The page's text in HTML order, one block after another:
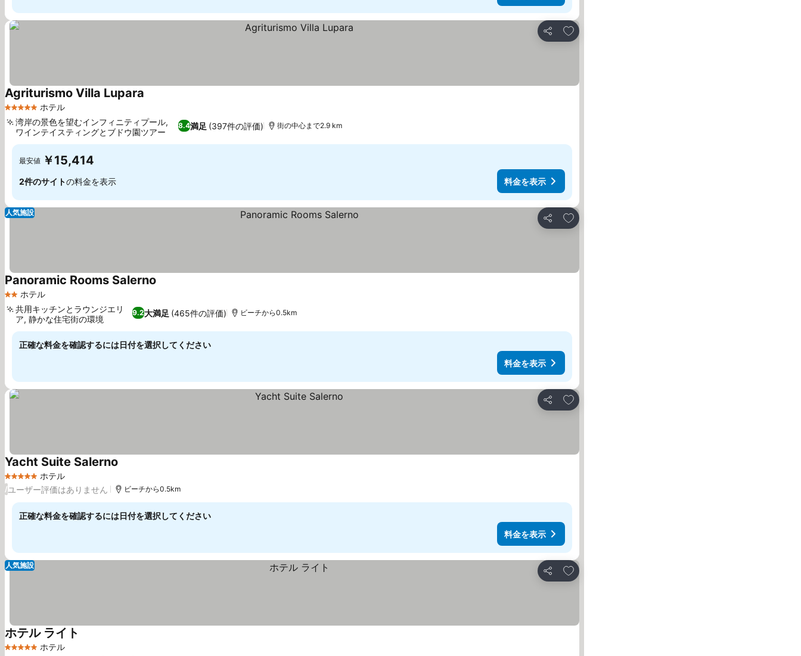
シェア
お気に入りに追加
5 ホテルのランク
ホテル
Agriturismo Villa Lupara
8.4満足 (397件の評価)
湾岸の景色を望むインフィニティプール,
ワインテイスティングとブドウ園ツアー
街の中心まで2.9 km
最安値 ￥15,414
2件のサイトの料金を表示 料金を表示
シェア
お気に入りに追加
人気施設
2 ホテルのランク
ホテル
Panoramic Rooms Salerno
9.2大満足 (465件の評価)
共用キッチンとラウンジエリ
ア, 静かな住宅街の環境
ビーチから0.5km
正確な料金を確認するには日付を選択してください
料金を表示
シェア
お気に入りに追加
5 ホテルのランク
ホテル
Yacht Suite Salerno
/ユーザー評価はありません ビーチから0.5km
正確な料金を確認するには日付を選択してください
料金を表示
シェア
お気に入りに追加
人気施設
5 ホテルのランク
ホテル
ホテル ライト